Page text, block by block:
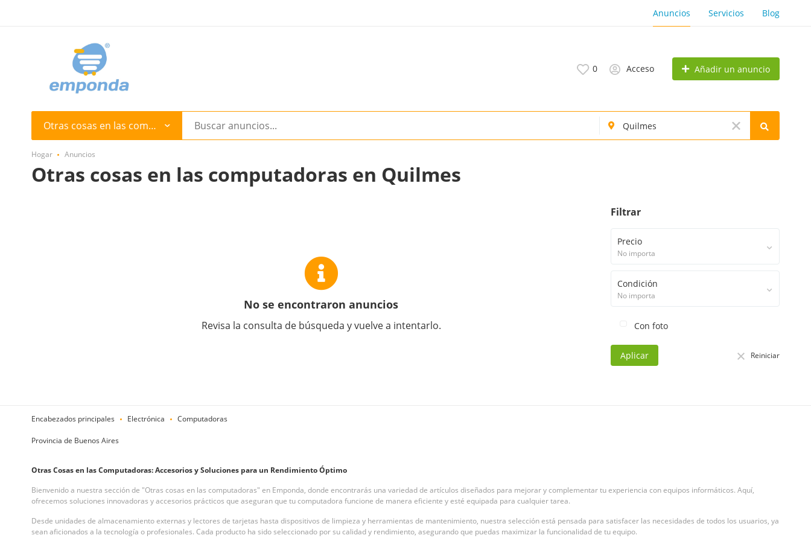
Anuncios Servicios Blog
0 Acceso Añadir un anuncio
Otras cosas en las computadoras
Hogar Anuncios
Otras cosas en las computadoras en Quilmes
No se encontraron anuncios
Revisa la consulta de búsqueda y vuelve a intentarlo.
Filtrar
Precio
No importa
Condición
No importa
Con foto
Aplicar Reiniciar
Encabezados principales Electrónica Computadoras
Provincia de Buenos Aires
Otras Cosas en las Computadoras: Accesorios y Soluciones para un Rendimiento Óptimo
Bienvenido a nuestra sección de "Otras cosas en las computadoras" en Emponda, donde encontrarás una variedad de artículos diseñados para mejorar y complementar tu experiencia con equipos informáticos. Aquí,
ofrecemos soluciones innovadoras y accesorios prácticos que aseguran que tu computadora funcione de manera eficiente y esté equipada para cualquier tarea.
Desde unidades de almacenamiento externas y lectores de tarjetas hasta dispositivos de limpieza y herramientas de mantenimiento, nuestra selección está pensada para satisfacer las necesidades de todos los usuarios, ya
sean aficionados a la tecnología o profesionales. Cada producto ha sido seleccionado por su calidad y rendimiento, asegurando que puedas maximizar la funcionalidad de tu equipo.